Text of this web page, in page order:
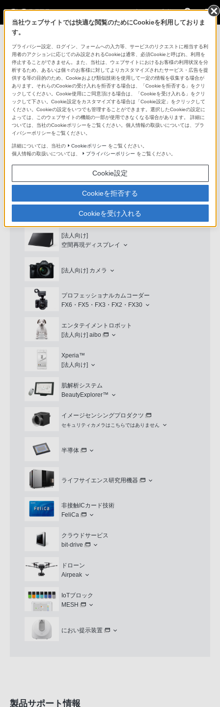
法人のお客様
コンスーマー製品に関するお問い合わせ
製品に関する重要なお知らせ
プロフェッショナル／業務用製品に関
するサポート・お問い合わせ
専用窓口のある業務用商品に関するお問い合わせ
以下の製品・サービスは専用窓口がございます。対象の
アイコンをクリックしてリンク先の窓口よりお問い合わ
業務用ディスプレイ・テレビ
[法人向け]ブラビア
[法人向け]
空間再現ディスプレイ
[法人向け] カメラ
プロフェッショナルカムコーダー
FX6・FX5・FX3・FX2・FX30
エンタテイメントロボット
[法人向け] aibo
Xperia™
[法人向け]
肌解析システム
BeautyExplorer™
イメージセンシングプロダクツ
セキュリティカメラはこちらではありません
半導体
ライフサイエンス研究用機器
非接触ICカード技術
FeliCa
クラウドサービス
bit-drive
ドローン
Airpeak
IoTブロック
MESH
におい提示装置
製品サポート情報
当社ウェブサイトでは快適な閲覧のためにCookieを利用しておりま
す。
プライバシー設定、ログイン、フォームへの入力等、サービスのリクエストに相当する利
用者のアクションに応じてのみ設定されるCookieは通常、必須Cookieと呼ばれ、利用を
停止することができません。また、当社は、ウェブサイトにおけるお客様の利用状況を分
析するため、あるいは個々のお客様に対してよりカスタマイズされたサービス・広告を提
供する等の目的のため、Cookieおよび類似技術を使用して一定の情報を収集する場合が
あります。それらのCookieの受け入れを拒否する場合は、「Cookieを拒否する」をクリ
ックしてください。Cookie使用にご同意頂ける場合は、「Cookieを受け入れる」をクリ
ックして下さい。Cookie設定をカスタマイズする場合は「Cookie設定」をクリックして
ください。Cookieの設定をいつでも管理することができます。選択したCookieの設定に
よっては、このウェブサイトの機能の一部が使用できなくなる場合があります。 詳細に
ついては、当社のCookieポリシーをご覧ください。個人情報の取扱いについては、プラ
イバシーポリシーをご覧ください。
詳細については、当社の Cookieポリシー をご覧ください。
個人情報の取扱いについては、
プライバシーポリシー をご覧ください。
Cookie設定
Cookieを拒否する
Cookieを受け入れる